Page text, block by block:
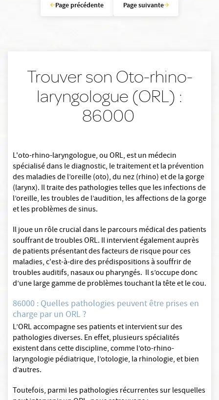
Page précédente Page suivante
Trouver son Oto-rhino-
laryngologue (ORL) :
86000
L'oto-rhino-laryngologue, ou ORL, est un médecin
spécialisé dans le diagnostic, le traitement et la prévention
des maladies de l’oreille (oto), du nez (rhino) et de la gorge
(larynx). Il traite des pathologies telles que les infections de
l’oreille, les troubles de l’audition, les affections de la gorge
et les problèmes de sinus.
Il joue un rôle crucial dans le parcours médical des patients
souffrant de troubles ORL. Il intervient également auprès
de patients présentant des facteurs de risque pour ces
maladies, c'est-à-dire des prédispositions à souffrir de
troubles auditifs, nasaux ou pharyngés. Il s’occupe donc
d’une large gamme de problèmes touchant la tête et le cou.
86000 : Quelles pathologies peuvent être prises en
charge par un ORL ?
L’ORL accompagne ses patients et intervient sur des
pathologies diverses. En effet, plusieurs spécialités
existent dans cette discipline, comme l’oto-rhino-
laryngologie pédiatrique, l’otologie, la rhinologie, et bien
d’autres.
Toutefois, parmi les pathologies récurrentes sur lesquelles